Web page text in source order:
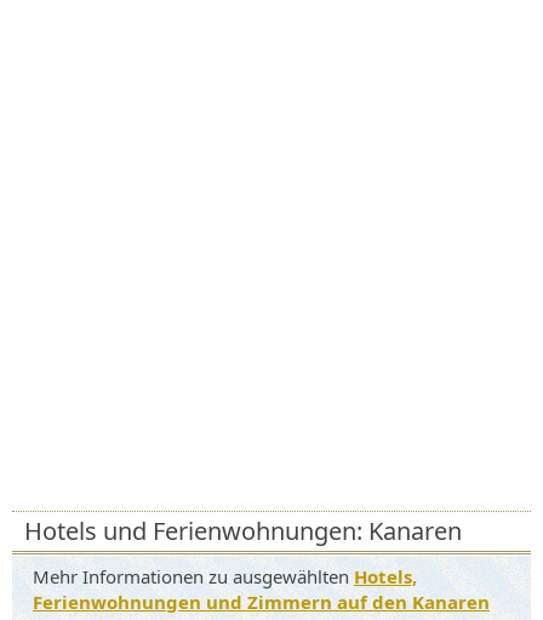
Hotels und Ferienwohnungen: Kanaren
Mehr Informationen zu ausgewählten Hotels,
Ferienwohnungen und Zimmern auf den Kanaren